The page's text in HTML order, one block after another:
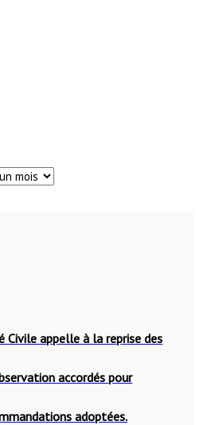
Civile appelle à la reprise des
accordés pour
adoptées.